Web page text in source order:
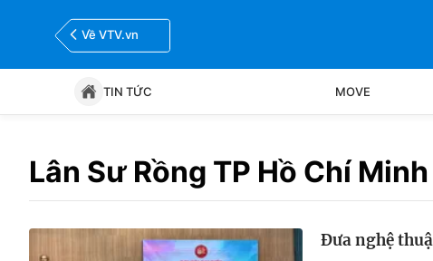
Về VTV.vn
TIN TỨC MOVE
Lân Sư Rồng TP Hồ Chí Minh
Đưa nghệ